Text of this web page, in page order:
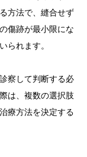
方法で、縫合せず
傷跡が最小限にな
られます。
察して判断する必
は、複数の選択肢
療方法を決定する